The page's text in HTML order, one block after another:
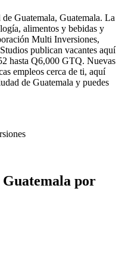
Guatemala, Guatemala. La
alimentos y bebidas y
Multi Inversiones,
publican vacantes aquí
hasta Q6,000 GTQ. Nuevas
empleos cerca de ti, aquí
de Guatemala y puedes
Guatemala por